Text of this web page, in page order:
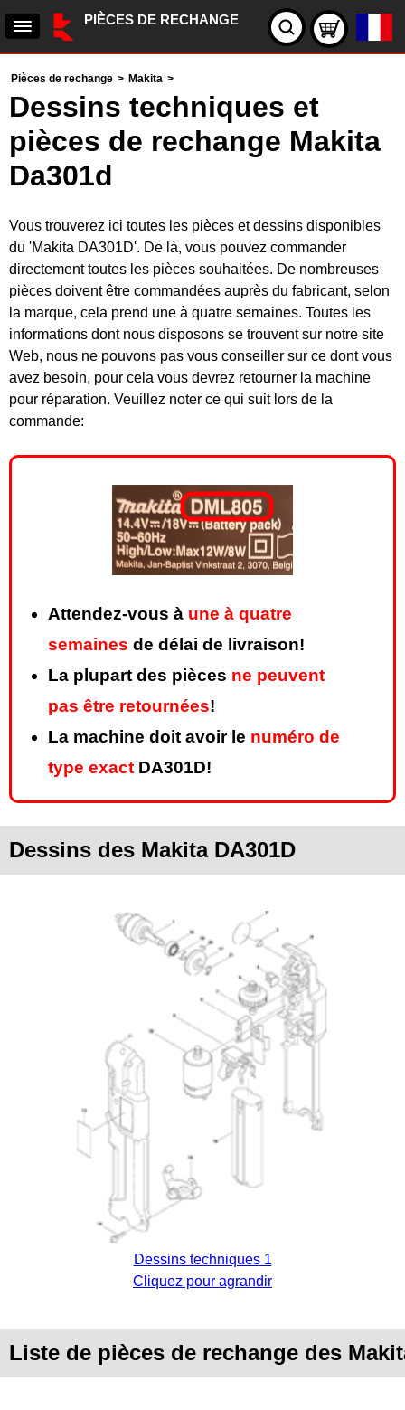
PIÈCES DE RECHANGE
Pièces de rechange > Makita >
Dessins techniques et
pièces de rechange Makita
Da301d
Vous trouverez ici toutes les pièces et dessins disponibles
du 'Makita DA301D'. De là, vous pouvez commander
directement toutes les pièces souhaitées. De nombreuses
pièces doivent être commandées auprès du fabricant, selon
la marque, cela prend une à quatre semaines. Toutes les
informations dont nous disposons se trouvent sur notre site
Web, nous ne pouvons pas vous conseiller sur ce dont vous
avez besoin, pour cela vous devrez retourner la machine
pour réparation. Veuillez noter ce qui suit lors de la
commande:
Attendez-vous à une à quatre
semaines de délai de livraison!
La plupart des pièces ne peuvent
pas être retournées!
La machine doit avoir le numéro de
type exact DA301D!
Dessins des Makita DA301D
Dessins techniques 1
Cliquez pour agrandir
Liste de pièces de rechange des